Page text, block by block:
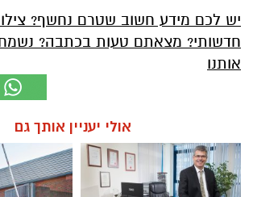
יש לכם מידע חשוב שטרם נחשף?
חדשותי? מצאתם טעות בכתבה?
אותנו
אולי יעניין אותך גם